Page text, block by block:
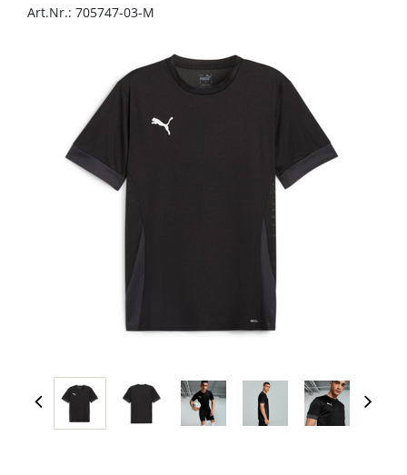
Art.Nr.: 705747-03-M